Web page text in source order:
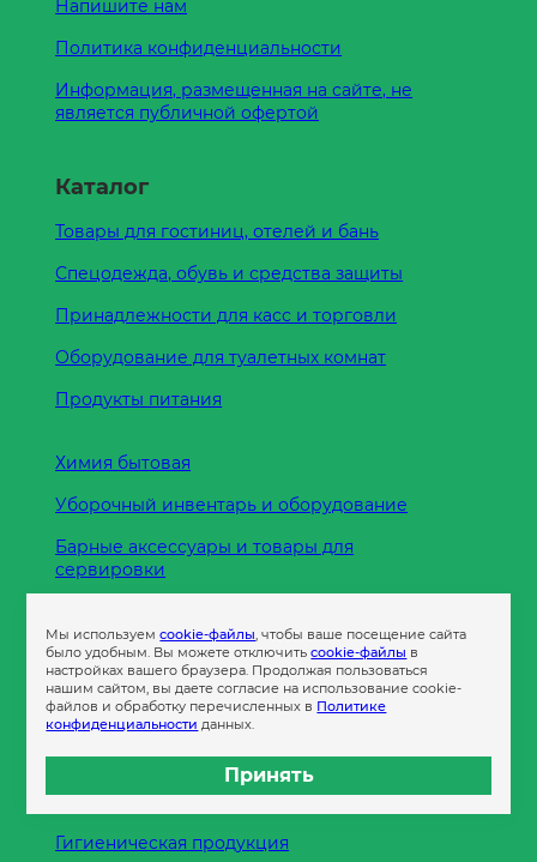
Напишите нам
Политика конфиденциальности
Информация, размещенная на сайте, не
является публичной офертой
Каталог
Товары для гостиниц, отелей и бань
Спецодежда, обувь и средства защиты
Принадлежности для касс и торговли
Оборудование для туалетных комнат
Продукты питания
Химия бытовая
Уборочный инвентарь и оборудование
Барные аксессуары и товары для
сервировки
Пленка
Пакеты и сумки
Контейнеры
Бумага офисная
Гигиеническая продукция
Мы используемcookie-файлы, чтобы ваше посещение сайта
было удобным. Вы можете отключитьcookie-файлы в
настройках вашего браузера. Продолжая пользоваться
нашим сайтом, вы даете согласие на использование cookie-
файлов и обработку перечисленных в Политике
конфиденциальности данных.
Принять